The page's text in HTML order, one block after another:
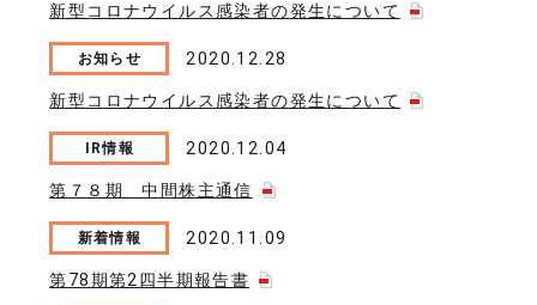
新型コロナウイルス感染者の発生について
お知らせ 2020.12.28
新型コロナウイルス感染者の発生について
IR情報 2020.12.04
第７８期 中間株主通信
新着情報 2020.11.09
第78期第2四半期報告書